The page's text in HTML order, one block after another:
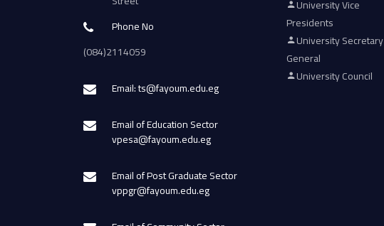
Phone No
(084)2114059
Email: ts@fayoum.edu.eg
Email of Education Sector
vpesa@fayoum.edu.eg
Email of Post Graduate Sector
vppgr@fayoum.edu.eg
University Vice
Presidents
University Secretary
General
University Council